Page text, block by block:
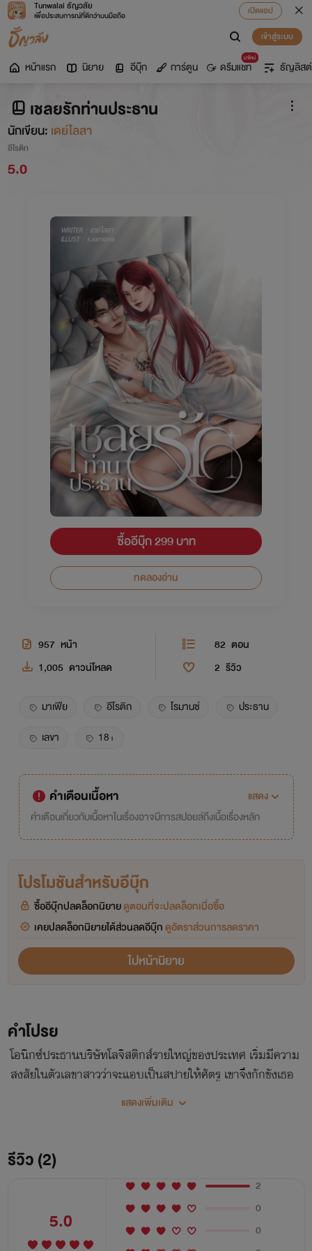
Tunwalai ธัญวลัย
เพื่อประสบการณ์ที่ดีกว่าบนมือถือ
เปิดแอป
เข้าสู่ระบบ
หน้าแรก นิยาย อีบุ๊ก การ์ตูน
มาใหม่
ดรีมแชท ธัญลิสต์
เชลยรักท่านประธาน
นักเขียน: เดย์ไลลา
อีโรติก
5.0
ซื้ออีบุ๊ก 299 บาท
ทดลองอ่าน
957 หน้า 82 ตอน
1,005 ดาวน์โหลด 2 รีวิว
มาเฟีย อีโรติก โรมานซ์
ประธาน
เลขา
18+
คำเตือนเนื้อหา
แสดง
คำเตือนเกี่ยวกับเนื้อหาในเรื่องอาจมีการสปอยล์ถึงเนื้อเรื่องหลัก
โปรโมชันสำหรับอีบุ๊ก
ซื้ออีบุ๊กปลดล็อกนิยายดูตอนที่จะปลดล็อกเมื่อซื้อ
เคยปลดล็อกนิยายได้ส่วนลดอีบุ๊ก ดูอัตราส่วนการลดราคา
ไปหน้านิยาย
คำโปรย
โอนิกซ์ประธานบริษัทโลจิสติกส์รายใหญ่ของประเทศ เริ่มมีความ
สงสัยในตัวเลขาสาวว่าจะแอบเป็นสปายให้ศัตรู เขาจึงกักขังเธอ
เอาไว้ และรีดเร้นทุกความลับจากร่างกายเย้ายวนของเธอ
แสดงเพิ่มเติม
รีวิว (2)
5.0
2
0
0